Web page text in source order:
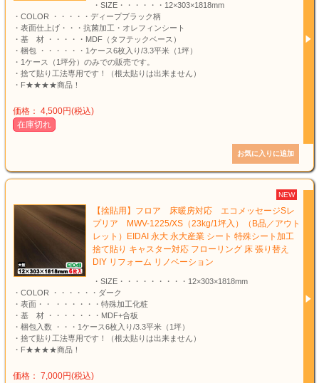
・SIZE・・・・・・12×303×1818mm
・COLOR ・・・・・ディープブラック柄
・表面仕上げ・・・抗菌加工・オレフィンシート
・基 材 ・・・・・MDF（タフテックベース）
・梱包 ・・・・・・1ケース6枚入り/3.3平米（1坪）
・1ケース（1坪分）のみでの販売です。
・捨て貼り工法専用です！（根太貼りは出来ません）
・F★★★★商品！
価格： 4,500円(税込)
在庫切れ
NEW
【捨貼用】フロア 床暖房対応 エコメッセージSレ
プリア MWV-1225/XS（23kg/1坪入）（B品／アウト
レット）EIDAI 永大 永大産業 シート 特殊シート加工
捨て貼り キャスター対応 フローリング 床 張り替え
DIY リフォーム リノベーション
・SIZE・・・・・・・・・12×303×1818mm
・COLOR ・・・・・・ダーク
・表面・・ ・・・・・・特殊加工化粧
・基 材 ・・・・・・・MDF+合板
・梱包入数 ・・・1ケース6枚入り/3.3平米（1坪）
・捨て貼り工法専用です！（根太貼りは出来ません）
・F★★★★商品！
価格： 7,000円(税込)